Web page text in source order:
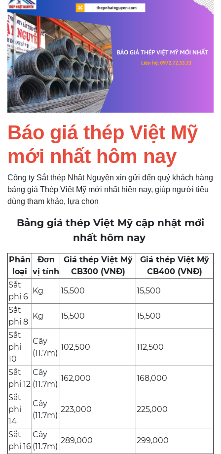
Báo giá thép Việt Mỹ
mới nhất hôm nay
Công ty Sắt thép Nhật Nguyên xin gửi đến quý khách hàng
bảng giá Thép Việt Mỹ mới nhất hiện nay, giúp người tiêu
dùng tham khảo, lựa chọn
Bảng giá thép Việt Mỹ cập nhật mới
nhất hôm nay
Phân
loại
Đơn
vị tính
Giá thép Việt Mỹ
CB300 (VNĐ)
Giá thép Việt Mỹ
CB400 (VNĐ)
Sắt
phi 6
Kg 15,500 15,500
Sắt
phi 8
Kg 15,500 15,500
Sắt
phi
10
Cây
(11.7m)
102,500 112,500
Sắt
phi 12
Cây
(11.7m)
162,000 168,000
Sắt
phi
14
Cây
(11.7m)
223,000 225,000
Sắt
phi 16
Cây
(11.7m)
289,000 299,000